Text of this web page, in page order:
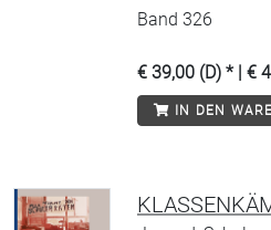
Band 326
€ 39,00 (D) * | €
IN DEN